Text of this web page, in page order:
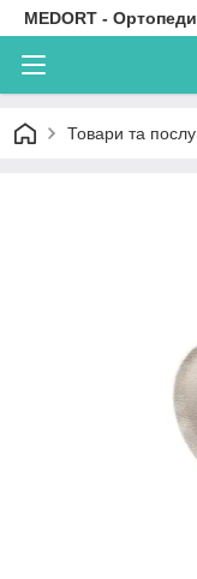
MEDORT -
Товари та